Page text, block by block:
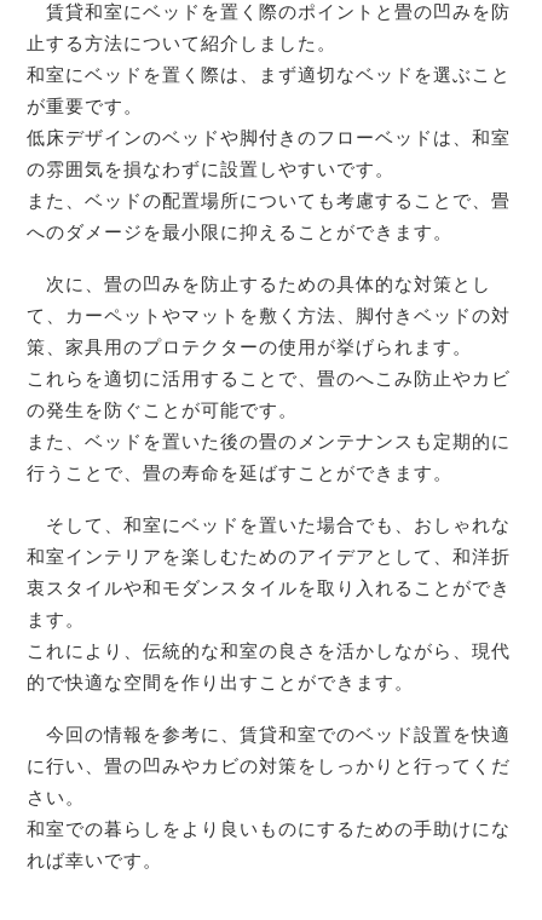
賃貸和室にベッドを置く際のポイントと畳の凹みを防
止する方法について紹介しました。
和室にベッドを置く際は、まず適切なベッドを選ぶこと
が重要です。
低床デザインのベッドや脚付きのフローベッドは、和室
の雰囲気を損なわずに設置しやすいです。
また、ベッドの配置場所についても考慮することで、畳
へのダメージを最小限に抑えることができます。
次に、畳の凹みを防止するための具体的な対策とし
て、カーペットやマットを敷く方法、脚付きベッドの対
策、家具用のプロテクターの使用が挙げられます。
これらを適切に活用することで、畳のへこみ防止やカビ
の発生を防ぐことが可能です。
また、ベッドを置いた後の畳のメンテナンスも定期的に
行うことで、畳の寿命を延ばすことができます。
そして、和室にベッドを置いた場合でも、おしゃれな
和室インテリアを楽しむためのアイデアとして、和洋折
衷スタイルや和モダンスタイルを取り入れることができ
ます。
これにより、伝統的な和室の良さを活かしながら、現代
的で快適な空間を作り出すことができます。
今回の情報を参考に、賃貸和室でのベッド設置を快適
に行い、畳の凹みやカビの対策をしっかりと行ってくだ
さい。
和室での暮らしをより良いものにするための手助けにな
れば幸いです。